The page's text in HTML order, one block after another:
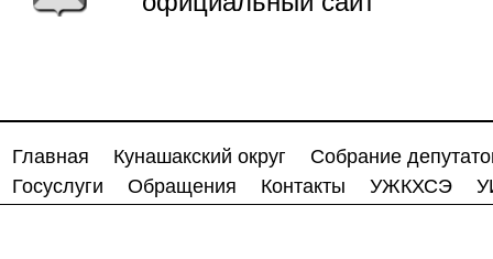
Главная Кунашакский округ
Собрание
Госуслуги
Обращения Контакты УЖКХСЭ